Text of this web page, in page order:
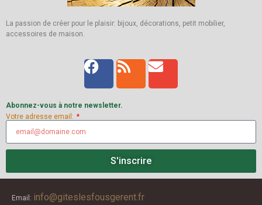
La passion de créer pour le plaisir: bijoux, décorations, petit mobilier,
accessoires de maison.
Abonnez-vous à notre newsletter.
Votre adresse email:
S'inscrire
Email: info@giteslesfousgerent.fr